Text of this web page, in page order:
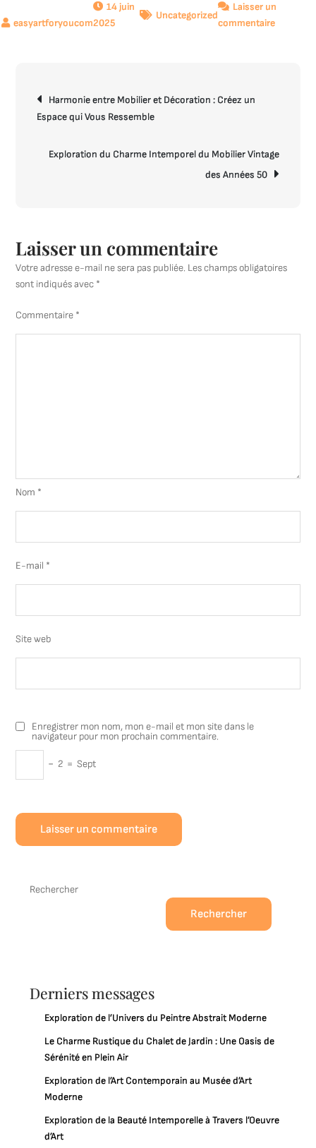
14 juin
2025
Uncategorized
Laisser un
commentairesur
:
Conseils
de
l’article
Harmonie entre Mobilier et Décoration : Créez un
Espace qui Vous Ressemble
Exploration du Charme Intemporel du Mobilier Vintage
des Années 50
Laisser un commentaire
Votre adresse e-mail ne sera pas publiée. Les champs obligatoires
sont indiqués avec *
Commentaire *
Nom *
E-mail *
Site web
Enregistrer mon nom, mon e-mail et mon site dans le
navigateur pour mon prochain commentaire.
− 2 = Sept
Rechercher
Rechercher
Derniers messages
Exploration de l’Univers du Peintre Abstrait Moderne
Le Charme Rustique du Chalet de Jardin : Une Oasis de
Sérénité en Plein Air
Exploration de l’Art Contemporain au Musée d’Art
Moderne
Exploration de la Beauté Intemporelle à Travers l’Oeuvre
d’Art